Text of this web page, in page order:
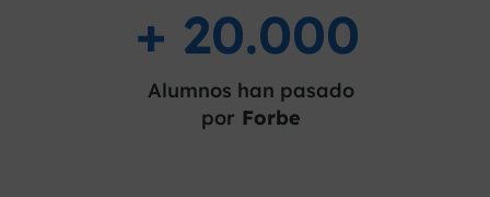
+ 20.000
Alumnos han pasado
por Forbe